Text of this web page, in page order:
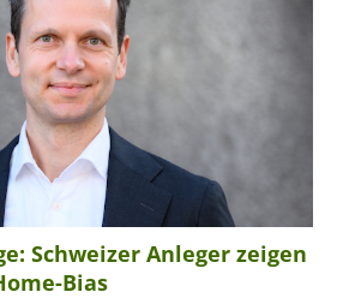
Schweizer Anleger zeigen
Bias